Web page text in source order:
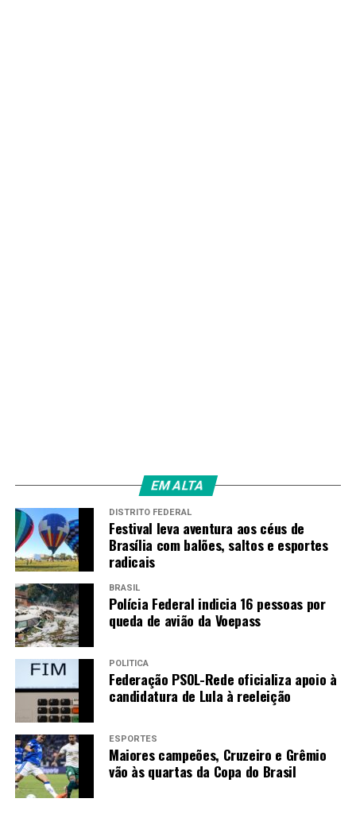
EM ALTA
DISTRITO FEDERAL
Festival leva aventura aos céus de
Brasília com balões, saltos e esportes
radicais
BRASIL
Polícia Federal indicia 16 pessoas por
queda de avião da Voepass
POLÍTICA
Federação PSOL-Rede oficializa apoio à
candidatura de Lula à reeleição
ESPORTES
Maiores campeões, Cruzeiro e Grêmio
vão às quartas da Copa do Brasil